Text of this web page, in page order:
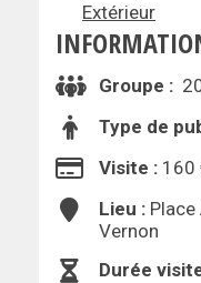
Extérieur
Groupe :
Type de
Visite : 160
Lieu :
Vernon
Durée